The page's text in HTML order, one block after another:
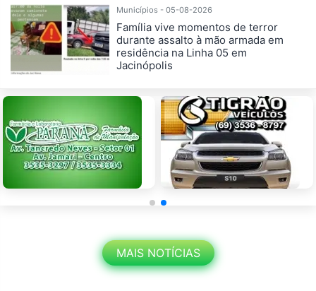
Municípios - 05-08-2026
Família vive momentos de terror
durante assalto à mão armada em
residência na Linha 05 em
Jacinópolis
MAIS NOTÍCIAS